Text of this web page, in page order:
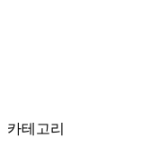
카테고리